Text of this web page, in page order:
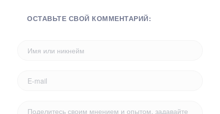
ОСТАВЬТЕ СВОЙ КОММЕНТАРИЙ: